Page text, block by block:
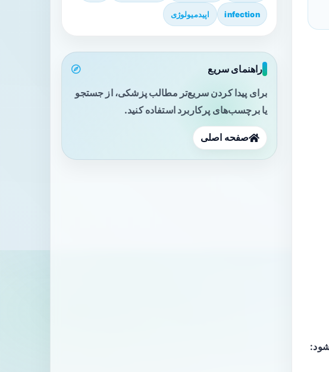
infection اپیدمیولوژی
راهنمای سریع
برای پیدا کردن سریع‌تر مطالب پزشکی، از جستجو
یا برچسب‌های پرکاربرد استفاده کنید.
صفحه اصلی